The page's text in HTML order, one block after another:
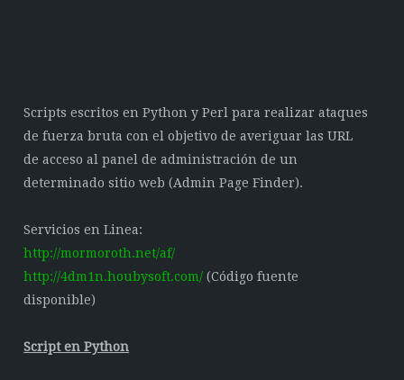
Scripts escritos en Python y Perl para realizar ataques
de fuerza bruta con el objetivo de averiguar las URL
de acceso al panel de administración de un
determinado sitio web (Admin Page Finder).
Servicios en Linea:
http://mormoroth.net/af/
http://4dm1n.houbysoft.com/ (Código fuente
disponible)
Script en Python